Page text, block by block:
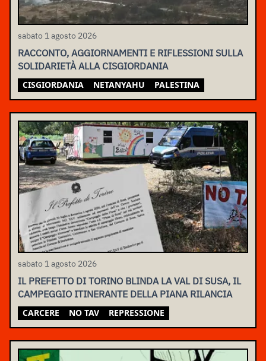
sabato 1 agosto 2026
RACCONTO, AGGIORNAMENTI E RIFLESSIONI SULLA
SOLIDARIETÀ ALLA CISGIORDANIA
CISGIORDANIA NETANYAHU PALESTINA
sabato 1 agosto 2026
IL PREFETTO DI TORINO BLINDA LA VAL DI SUSA, IL
CAMPEGGIO ITINERANTE DELLA PIANA RILANCIA
CARCERE NO TAV REPRESSIONE